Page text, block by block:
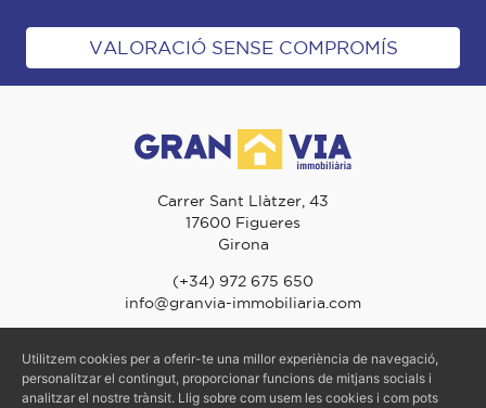
VALORACIÓ SENSE COMPROMÍS
Carrer Sant Llàtzer, 43
17600 Figueres
Girona
(+34) 972 675 650
info@granvia-immobiliaria.com
© 2026 Gran Via Immobiliària - TOTS ELS DRETS RESERVATS
Avís Legal-Política de Privacitat-Política de Cookies
Utilitzem cookies per a oferir-te una millor experiència de navegació,
personalitzar el contingut, proporcionar funcions de mitjans socials i
analitzar el nostre trànsit. Llig sobre com usem les cookies i com pots